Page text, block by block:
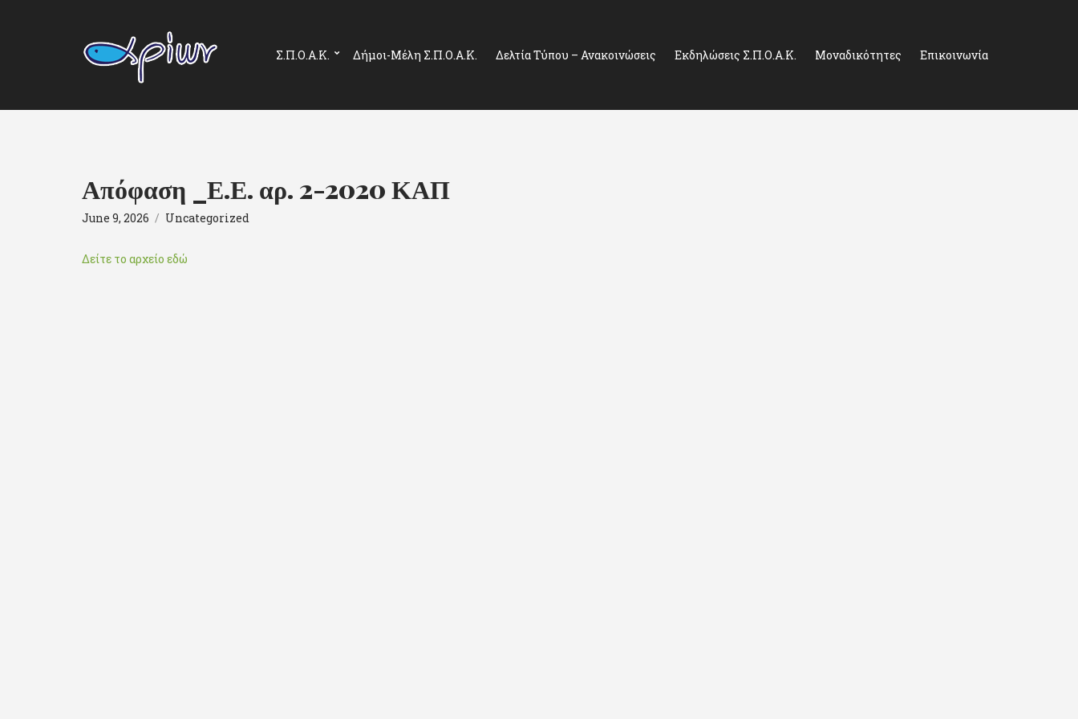
Σ.Π.Ο.Α.Κ. Δήμοι-Μέλη Σ.Π.Ο.Α.Κ. Δελτία Τύπου – Ανακοινώσεις Εκδηλώσεις Σ.Π.Ο.Α.Κ. Μοναδικότητες Επικοινωνία
Απόφαση _Ε.Ε. αρ. 2-2020 ΚΑΠ
June 9, 2026 Uncategorized
Δείτε το αρχείο εδώ